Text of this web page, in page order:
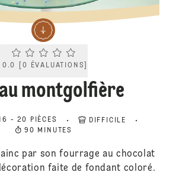
Current rating 0.0. Click to rate.
0.0 0 ÉVALUATIONS
montgolfière
- 20 PIÈCES
DIFFICILE
90 MINUTES
par son fourrage au chocolat
faite de fondant coloré.